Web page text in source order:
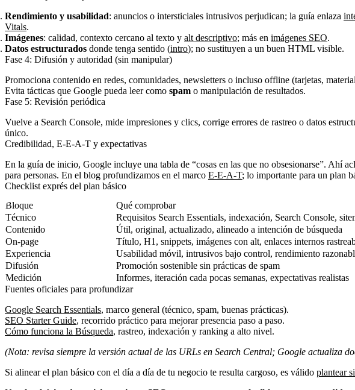
Rendimiento y usabilidad: anuncios o intersticiales intrusivos perjudican; la guía enlaza
Vitals.
Imágenes: calidad, contexto cercano al texto y alt descriptivo; más en imágenes SEO.
Datos estructurados donde tenga sentido (intro); no sustituyen a un buen HTML visible.
Fase 4: Difusión y autoridad (sin manipular)
Promociona contenido en redes, comunidades, newsletters o incluso offline (tarjetas,
Evita tácticas que Google pueda leer como spam o manipulación de resultados.
Fase 5: Revisión periódica
Vuelve a Search Console, mide impresiones y clics, corrige errores de rastreo o datos
único.
Credibilidad, E-E-A-T y expectativas
En la guía de inicio, Google incluye una tabla de “cosas en las que no obsesionarse”. Ahí
para personas. En el blog profundizamos en el marco E-E-A-T; lo importante para un plan
Checklist exprés del plan básico
Bloque
Qué comprobar
Técnico
Requisitos Search Essentials, indexación, Search Console,
Contenido
Útil, original, actualizado, alineado a intención de búsqueda
On-page
Título, H1, snippets, imágenes con alt, enlaces internos
Experiencia
Usabilidad móvil, intrusivos bajo control, rendimiento
Difusión
Promoción sostenible sin prácticas de spam
Medición
Informes, iteración cada pocas semanas, expectativas realistas
Fuentes oficiales para profundizar
Google Search Essentials, marco general (técnico, spam, buenas prácticas).
SEO Starter Guide, recorrido práctico para mejorar presencia paso a paso.
Cómo funciona la Búsqueda, rastreo, indexación y ranking a alto nivel.
(Nota: revisa siempre la versión actual de las URLs en Search Central; Google actualiza
Si alinear el plan básico con el día a día de tu negocio te resulta cargoso, es válido plantear